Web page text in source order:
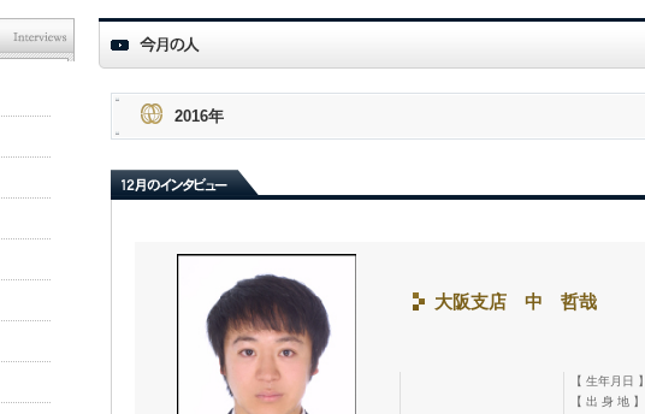
2016年
大阪支店 中 哲哉
【 生年月日 】
【 出 身 地 】